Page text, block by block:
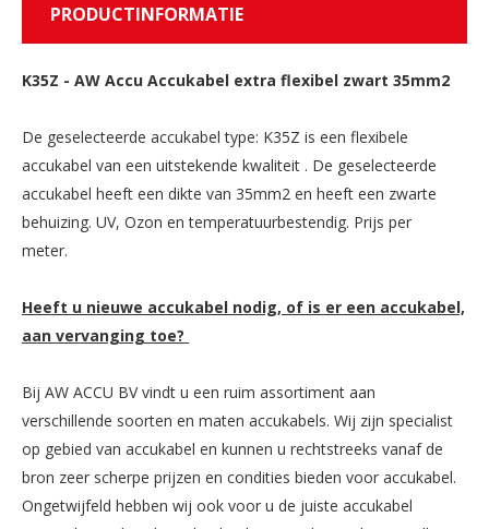
PRODUCTINFORMATIE
K35Z - AW Accu Accukabel extra flexibel zwart 35mm2
De geselecteerde accukabel type: K35Z is een flexibele
accukabel van een uitstekende kwaliteit . De geselecteerde
accukabel heeft een dikte van 35mm2 en heeft een zwarte
behuizing. UV, Ozon en temperatuurbestendig. Prijs per
meter.
Heeft u nieuwe accukabel nodig, of is er een accukabel,
aan vervanging toe?
Bij AW ACCU BV vindt u een ruim assortiment aan
verschillende soorten en maten accukabels. Wij zijn specialist
op gebied van accukabel en kunnen u rechtstreeks vanaf de
bron zeer scherpe prijzen en condities bieden voor accukabel.
Ongetwijfeld hebben wij ook voor u de juiste accukabel